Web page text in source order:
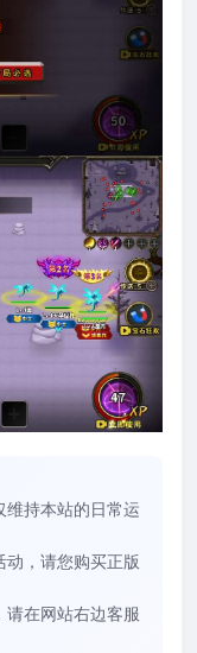
持本站的日常运
，请您购买正版
在网站右边客服